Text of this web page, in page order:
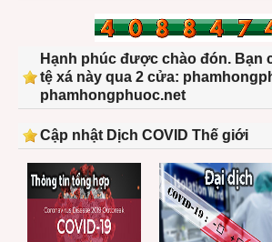
Hạnh phúc được chào đón. Bạn
tệ xá này qua 2 cửa:
phamhongphuoc.net
Cập nhật Dịch COVID Thế giới